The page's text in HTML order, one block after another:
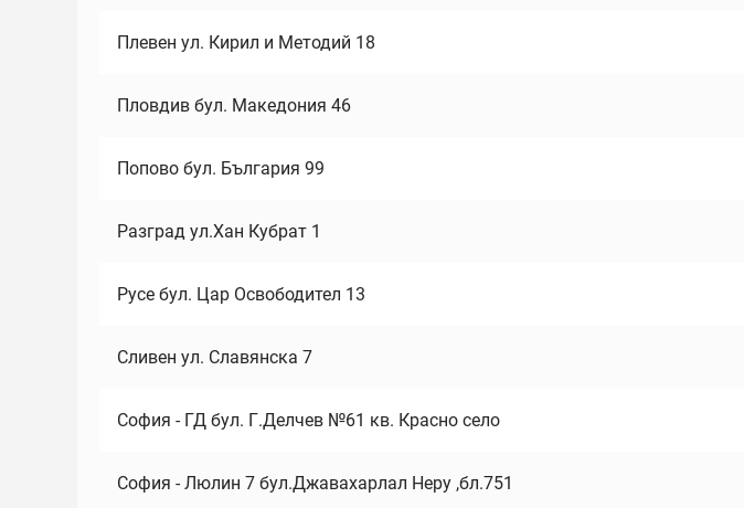
Плевен ул. Кирил и Методий 18
Пловдив бул. Македония 46
Попово бул. България 99
Разград ул.Хан Кубрат 1
Русе бул. Цар Освободител 13
Сливен ул. Славянска 7
София - ГД бул. Г.Делчев №61 кв. Красно село
София - Люлин 7 бул.Джавахарлал Неру ,бл.751